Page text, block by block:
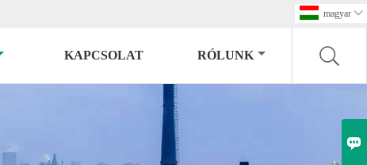
magyar 
KAPCSOLAT RÓLUNK
